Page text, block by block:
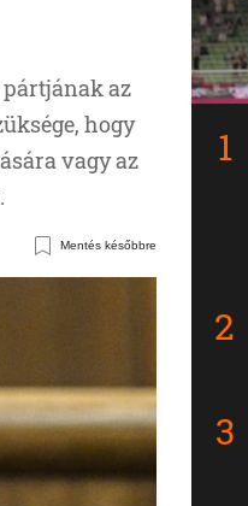
az
hogy
vagy az
Mentés későbbre